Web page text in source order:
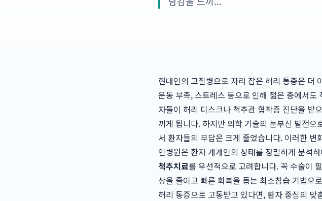
현대인의 고질병으로 자리 잡은 허리 통증은 더
운동 부족, 스트레스 등으로 인해 젊은 층에서
자들이 허리 디스크나 척추관 협착증 진단을 받
끼게 됩니다. 하지만 의학 기술의 눈부신 발전으
서 환자들의 부담은 크게 줄었습니다. 이러한 변
인병원은 환자 개개인의 상태를 정밀하게 분석
척추치료를 우선적으로 고려합니다. 꼭 수술이
상을 줄이고 빠른 회복을 돕는 최소침습 기법으
허리 통증으로 고통받고 있다면, 환자 중심의 맞